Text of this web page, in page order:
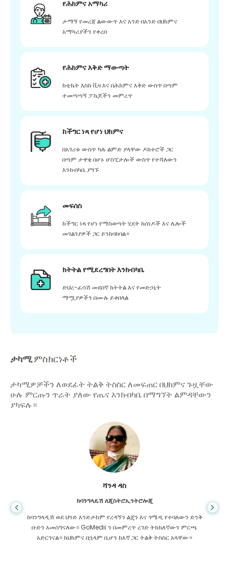
የሕክምና አማካሪ
ታማኝ የመረጃ ልውውጥ እና አንድ በአንድ በህክምና
አማካሪያችን የቀረበ
የሕክምና እቅድ ማውጣት
ከቲኬት እስከ ቪዛ እና በሕክምና እቅድ ውስጥ በጣም
ተመጣጣኝ ፓኬጆችን መምረጥ
ከችግር ነጻ የሆነ ህክምና
በአገሪቱ ውስጥ ካሉ ልምድ ያላቸው ዶክተሮች ጋር
በጣም ታዋቂ በሆኑ ሆስፒታሎች ውስጥ የተሻለውን
እንክብካቤ ያግኙ
መፍሰስ
ከችግር ነጻ የሆነ የማስወጣት ሂደት ከሰነዶች እና ሌሎች
መገልገያዎች ጋር ይንከባከባል።
ክትትል የሚደረግበት እንክብካቤ
ድህረ-ፈሳሽ መደበኛ ክትትል እና የመድኃኒት
ማሟያዎችን በሙሉ ይቀበላል
ታካሚምስክርነቶች
ታካሚዎቻችን ለወደፊት ትልቅ ትስስር ለመፍጠር በህክምና ጉዟቸው
ሁሉ ምርጡን ጥራት ያለው የጤና እንክብካቤ በማግኘት ልምዳቸውን
ያካፍሉ።
ሻንዳ ዳስ
ከባንግላዴሽ ለጂስትሮኢንትሮሎጂ
ከባንግላዲሽ ወደ ህንድ እንድታከም የረዳኝን ልጄን እና ጎሜዲ የተባለውን ድንቅ
ቡድን አመሰግናለው። GoMedii ን በመምረጥ ረገድ ትክክለኛውን ምርጫ
አድርገናል። ከህክምና በኋላም ቢሆን ከእኛ ጋር ትልቅ ትስስር አላቸው።